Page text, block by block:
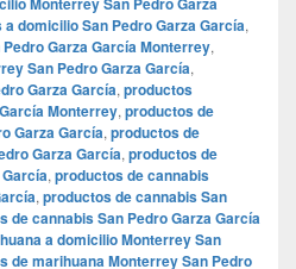
domicilio San Pedro Garza García,
Garza García Monterrey,
San Pedro Garza García,
Garza García, productos
Monterrey, productos de
Garza García, productos de
Garza García, productos de
, productos de cannabis
, productos de cannabis San
de cannabis San Pedro Garza García
a domicilio Monterrey San
de marihuana Monterrey San Pedro